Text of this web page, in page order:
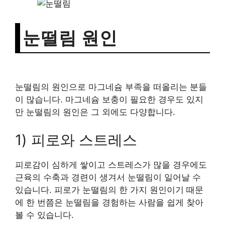
눈떨림 원인
눈떨림의 원인으로 마그네슘 부족을 떠올리는 분들
이 많습니다. 마그네슘 보충이 필요한 경우도 있지
만 눈떨림의 원인은 그 외에도 다양합니다.
1) 피로와 스트레스
피로감이 심하게 쌓이고 스트레스가 많을 경우에도
근육의 수축과 경련이 생겨서 눈떨림이 일어날 수
있습니다. 피로가 눈떨림의 한 가지 원인이기 때문
에 한 번쯤은 눈떨림을 경험하는 사람을 쉽게 찾아
볼 수 있습니다.